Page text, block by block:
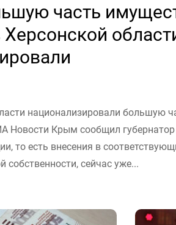
часть
Херсонской
национализировали большую
Новости Крым сообщил
то есть внесения в
собственности, сейчас уже...